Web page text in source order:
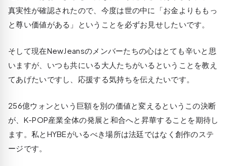
真実性が確認されたので、今度は世の中に「お金よりももっ
と尊い価値がある」ということを必ずお見せしたいです。
そして現在NewJeansのメンバーたちの心はとても辛いと思
いますが、いつも共にいる大人たちがいるということを教え
てあげたいですし、応援する気持ちを伝えたいです。
256億ウォンという巨額を別の価値と変えるというこの決断
が、K-POP産業全体の発展と和合へと昇華することを期待し
ます。私とHYBEがいるべき場所は法廷ではなく創作のステ
ージです。